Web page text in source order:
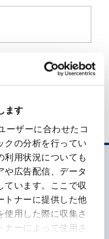
ます
ーザーに合わせたコ
クの分析を行ってい
利用状況についても
や広告配信、データ
ています。ここで収
トナーに提供した他
用した際に収集さ
ーによって使用さ